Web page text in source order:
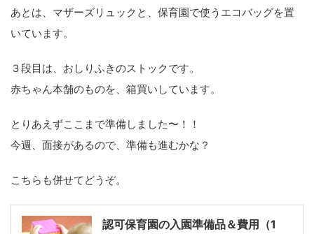
あとは、マザーズリュックと、保育園で使うエコバッグを置
いています。
３段目は、おしりふきのストックです。
赤ちゃん本舗のものを、箱買いしています。
とりあえずここまで準備しました〜！！
今週、面接があるので、準備も進むかな？
こちらも併せてどうぞ。
認可保育園の入園準備品＆費用（1